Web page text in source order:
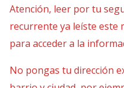
Atención, leer por tu
recurrente ya leíste este
para acceder a la
No pongas tu dirección